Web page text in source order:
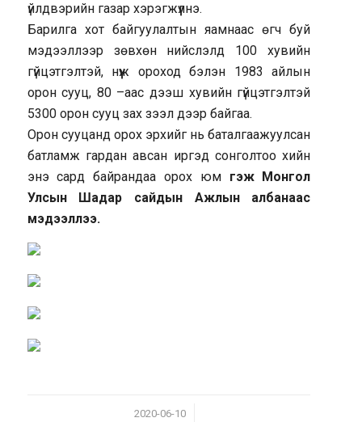
үйлдвэрийн газар хэрэгжүүлнэ.
Барилга хот байгуулалтын яамнаас өгч буй
мэдээллээр зөвхөн нийслэлд 100 хувийн
гүйцэтгэлтэй, нүүж ороход бэлэн 1983 айлын
орон сууц, 80 –аас дээш хувийн гүйцэтгэлтэй
5300 орон сууц зах зээл дээр байгаа.
Орон сууцанд орох эрхийг нь баталгаажуулсан
батламж гардан авсан иргэд сонголтоо хийн
энэ сард байрандаа орох юм гэж Монгол
Улсын Шадар сайдын Ажлын албанаас
мэдээллээ.
2020-06-10
/